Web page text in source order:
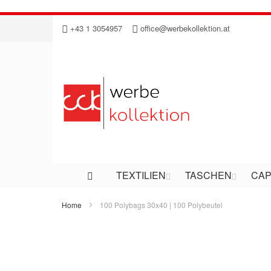
Direkt
Inhalt
+43 1 3054957 office@werbekollektion.at
TEXTILIEN TASCHEN
Home 100 Polybags 30x40 | 100 Polybeutel